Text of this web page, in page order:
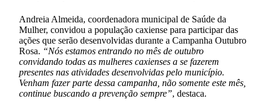
Andreia Almeida, coordenadora municipal de Saúde da
Mulher, convidou a população caxiense para participar das
ações que serão desenvolvidas durante a Campanha Outubro
Rosa. “Nós estamos entrando no mês de outubro
convidando todas as mulheres caxienses a se fazerem
presentes nas atividades desenvolvidas pelo município.
Venham fazer parte dessa campanha, não somente este mês,
continue buscando a prevenção sempre”, destaca.